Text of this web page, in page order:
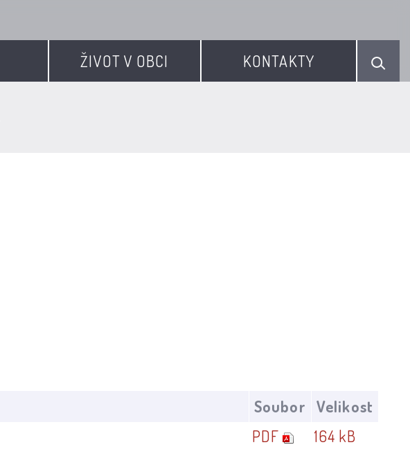
ŽIVOT V OBCI KONTAKTY
Soubor
Velikost
PDF 164 kB